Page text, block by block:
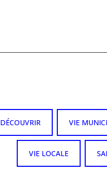
DÉCOUVRIR VIE
VIE LOCALE